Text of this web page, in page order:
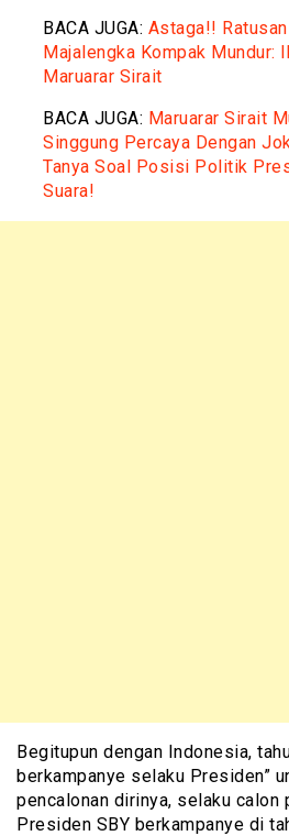
BACA JUGA: Astaga!!
Majalengka Kompak Mundur:
Maruarar Sirait
BACA JUGA: Maruarar Sirait
Singgung Percaya Dengan
Tanya Soal Posisi Politik
Suara!
Begitupun dengan Indonesia,
berkampanye selaku Presiden”
pencalonan dirinya, selaku calon
Presiden SBY berkampanye di